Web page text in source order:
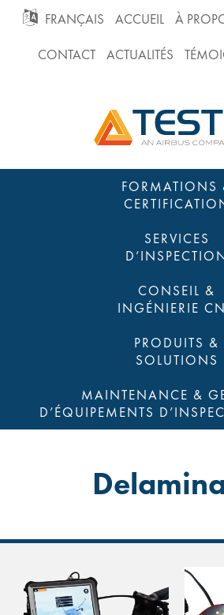
GO FRANÇAIS ACCUEIL À
CONTACT ACTUALITÉS
FORMATIONS
SERVICES
CONSEIL &
INGÉNIERIE
PRODUITS &
SOLUTIONS
MAINTENANCE &
D’ÉQUIPEMENTS